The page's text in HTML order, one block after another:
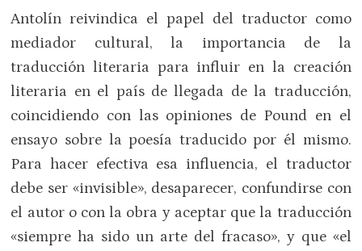
Antolín reivindica el papel del traductor como
mediador cultural, la importancia de la
traducción literaria para influir en la creación
literaria en el país de llegada de la traducción,
coincidiendo con las opiniones de Pound en el
ensayo sobre la poesía traducido por él mismo.
Para hacer efectiva esa influencia, el traductor
debe ser «invisible», desaparecer, confundirse con
el autor o con la obra y aceptar que la traducción
«siempre ha sido un arte del fracaso», y que «el